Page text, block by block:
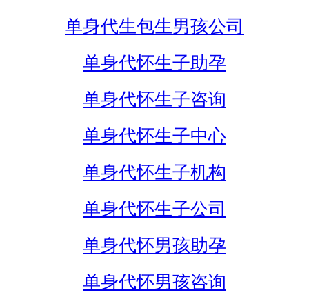
单身代生包生男孩公司
单身代怀生子助孕
单身代怀生子咨询
单身代怀生子中心
单身代怀生子机构
单身代怀生子公司
单身代怀男孩助孕
单身代怀男孩咨询